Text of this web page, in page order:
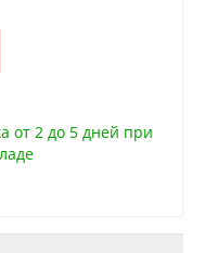
от 2 до 5 дней при